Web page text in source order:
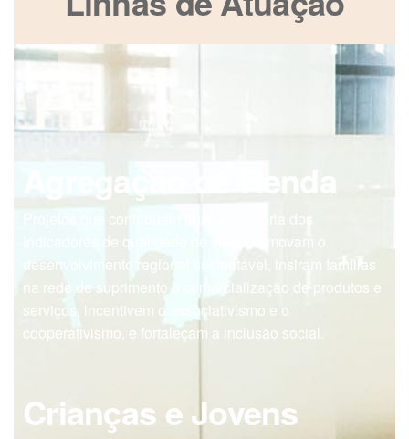
Agregação de Renda
Projetos que contribuam para a melhoria dos
indicadores de qualidade de vida, promovam o
desenvolvimento regional sustentável, insiram famílias
na rede de suprimento e comercialização de produtos e
serviços, incentivem o associativismo e o
cooperativismo, e fortaleçam a inclusão social.
Crianças e Jovens